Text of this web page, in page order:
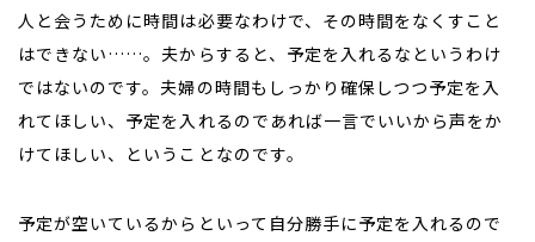
人と会うために時間は必要なわけで、その時間をなくすこと
はできない……。夫からすると、予定を入れるなというわけ
ではないのです。夫婦の時間もしっかり確保しつつ予定を入
れてほしい、予定を入れるのであれば一言でいいから声をか
けてほしい、ということなのです。
予定が空いているからといって自分勝手に予定を入れるので